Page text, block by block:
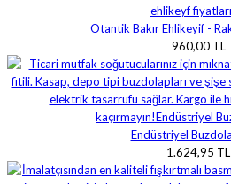
Otantik Bakır Ehlikeyif -
960,00 TL
Endüstriyel
1.624,95 TL